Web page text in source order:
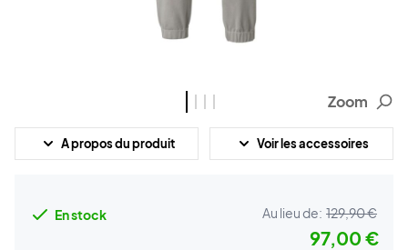
Zoom
A propos du produit Voir les accessoires
En stock Au lieu de: 129,90 €
97,00 €